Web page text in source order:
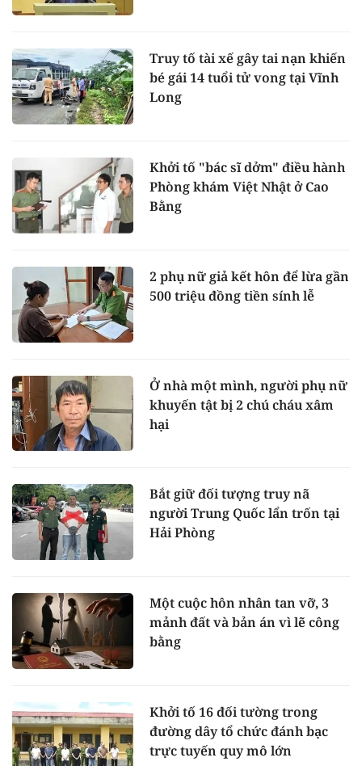
Truy tố tài xế gây tai nạn khiến
bé gái 14 tuổi tử vong tại Vĩnh
Long
Khởi tố "bác sĩ dởm" điều hành
Phòng khám Việt Nhật ở Cao
Bằng
2 phụ nữ giả kết hôn để lừa gần
500 triệu đồng tiền sính lễ
Ở nhà một mình, người phụ nữ
khuyến tật bị 2 chú cháu xâm
hại
Bắt giữ đối tượng truy nã
người Trung Quốc lẩn trốn tại
Hải Phòng
Một cuộc hôn nhân tan vỡ, 3
mảnh đất và bản án vì lẽ công
bằng
Khởi tố 16 đối tường trong
đường dây tổ chức đánh bạc
trực tuyến quy mô lớn